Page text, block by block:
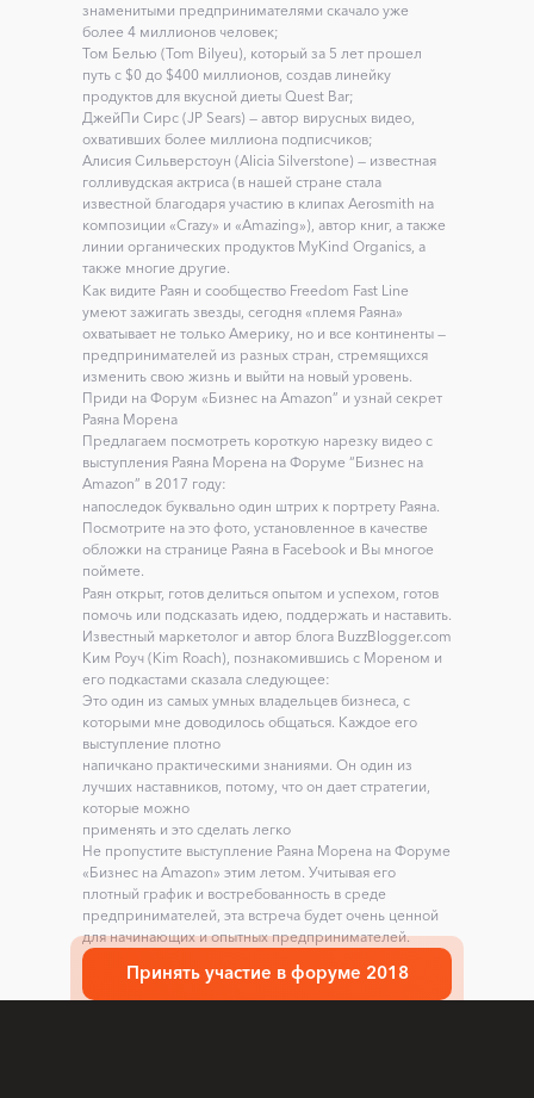
знаменитыми предпринимателями скачало уже
более 4 миллионов человек;
Том Белью (Tom Bilyeu), который за 5 лет прошел
путь с $0 до $400 миллионов, создав линейку
продуктов для вкусной диеты Quest Bar;
ДжейПи Сирс (JP Sears) — автор вирусных видео,
охвативших более миллиона подписчиков;
Алисия Сильверстоун (Alicia Silverstone) — известная
голливудская актриса (в нашей стране стала
известной благодаря участию в клипах Aerosmith на
композиции «Crazy» и «Amazing»), автор книг, а также
линии органических продуктов MyKind Organics, а
также многие другие.
Как видите Раян и сообщество Freedom Fast Line
умеют зажигать звезды, сегодня «племя Раяна»
охватывает не только Америку, но и все континенты —
предпринимателей из разных стран, стремящихся
изменить свою жизнь и выйти на новый уровень.
Приди на Форум «Бизнес на Amazon” и узнай секрет
Раяна Морена
Предлагаем посмотреть короткую нарезку видео с
выступления Раяна Морена на Форуме “Бизнес на
Amazon” в 2017 году:
напоследок буквально один штрих к портрету Раяна.
Посмотрите на это фото, установленное в качестве
обложки на странице Раяна в Facebook и Вы многое
поймете.
Раян открыт, готов делиться опытом и успехом, готов
помочь или подсказать идею, поддержать и наставить.
Известный маркетолог и автор блога BuzzBlogger.com
Ким Роуч (Kim Roach), познакомившись с Мореном и
его подкастами сказала следующее:
Это один из самых умных владельцев бизнеса, с
которыми мне доводилось общаться. Каждое его
выступление плотно
напичкано практическими знаниями. Он один из
лучших наставников, потому, что он дает стратегии,
которые можно
применять и это сделать легко
Не пропустите выступление Раяна Морена на Форуме
«Бизнес на Amazon» этим летом. Учитывая его
плотный график и востребованность в среде
предпринимателей, эта встреча будет очень ценной
для начинающих и опытных предпринимателей.
Принять участие в форуме 2018